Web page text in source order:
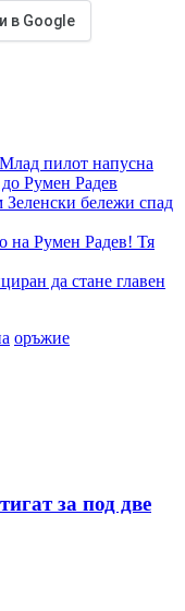
в Google
пилот напусна
Румен Радев
бележи спад
на Румен Радев! Тя
да стане главен
оръжие
за под две